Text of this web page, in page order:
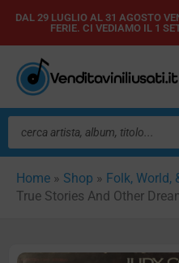
Vai
contenuto
DAL 29 LUGLIO AL 31 AGOSTO
FERIE. CI VEDIAMO IL 1
Ricerca
prodotti
Home » Shop » Folk, World,
True Stories And Other